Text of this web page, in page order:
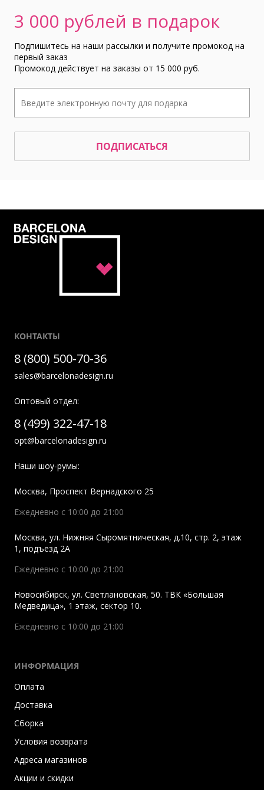
3 000 рублей в подарок
Подпишитесь на наши рассылки и получите промокод на
первый заказ
Промокод действует на заказы от 15 000 руб.
ПОДПИСАТЬСЯ
КОНТАКТЫ
8 (800) 500-70-36
sales@barcelonadesign.ru
Оптовый отдел:
8 (499) 322-47-18
opt@barcelonadesign.ru
Наши шоу-румы:
Москва, Проспект Вернадского 25
Ежедневно с 10:00 до 21:00
Москва, ул. Нижняя Сыромятническая, д.10, стр. 2, этаж
1, подъезд 2A
Ежедневно с 10:00 до 21:00
Новосибирск, ул. Светлановская, 50. ТВК «Большая
Медведица», 1 этаж, сектор 10.
Ежедневно с 10:00 до 21:00
ИНФОРМАЦИЯ
Оплата
Доставка
Сборка
Условия возврата
Адреса магазинов
Акции и скидки